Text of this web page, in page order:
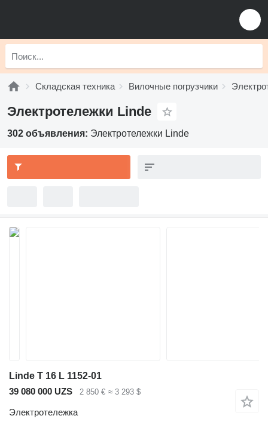
Складская техника Вилочные погрузчики
Электротележки Linde
302 объявления: Электротележки Linde
Linde T 16 L 1152-01
39 080 000 UZS
2 850 € ≈ 3 293 $
Электротележка